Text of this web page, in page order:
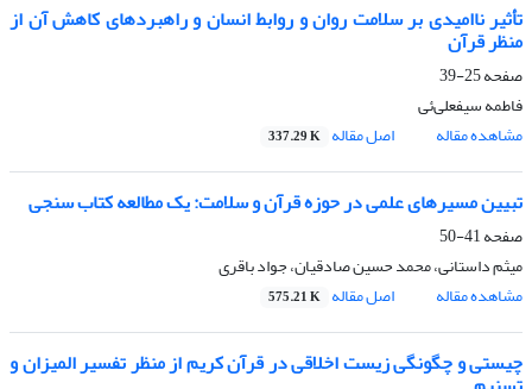
تأثیر ناامیدی بر سلامت روان و روابط انسان و راهبردهای کاهش آن از
منظر قرآن
صفحه25-39
فاطمه سیفعلی‌ئی
مشاهده مقاله
اصل مقاله 337.29 K
تبیین مسیرهای علمی در حوزه قرآن و سلامت: یک مطالعه کتاب سنجی
صفحه41-50
میثم داستانی، محمد حسین صادقیان، جواد باقری
مشاهده مقاله
اصل مقاله 575.21 K
چیستی و چگونگی زیست اخلاقی در قرآن کریم از منظر تفسیر المیزان و